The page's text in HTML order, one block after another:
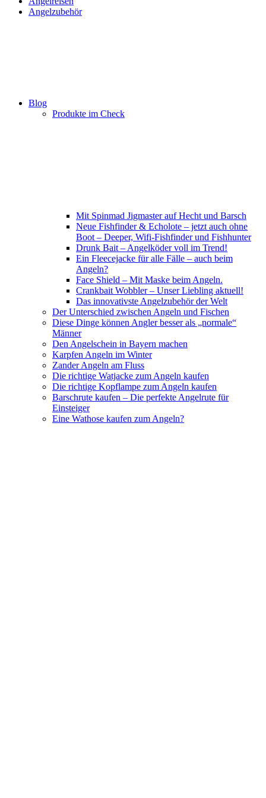
Angelzubehör
Blog
Produkte im Check
Mit Spinmad Jigmaster auf Hecht und Barsch
Neue Fishfinder & Echolote – jetzt auch ohne
Boot – Deeper, Wifi-Fishfinder und Fishhunter
Drunk Bait – Angelköder voll im Trend!
Ein Fleecejacke für alle Fälle – auch beim
Angeln?
Face Shield – Mit Maske beim Angeln.
Crankbait Wobbler – Unser Liebling aktuell!
Das innovativste Angelzubehör der Welt
Der Unterschied zwischen Angeln und Fischen
Diese Dinge können Angler besser als „normale“
Männer
Den Angelschein in Bayern machen
Karpfen Angeln im Winter
Zander Angeln am Fluss
Die richtige Watjacke zum Angeln kaufen
Die richtige Kopflampe zum Angeln kaufen
Barschrute kaufen – Die perfekte Angelrute für
Einsteiger
Eine Wathose kaufen zum Angeln?